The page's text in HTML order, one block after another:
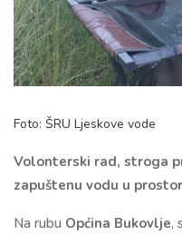
Foto: ŠRU Ljeskove vode
Volonterski rad, stroga
zapuštenu vodu u
Na rubu Općina Bukovlje,